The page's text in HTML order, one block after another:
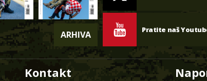
ARHIVA Pratite naš
Kontakt